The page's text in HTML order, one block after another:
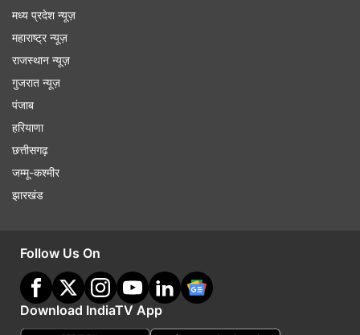
मध्य प्रदेश न्यूज़
महाराष्ट्र न्यूज़
राजस्थान न्यूज़
गुजरात न्यूज़
पंजाब
हरियाणा
छत्तीसगढ़
जम्मू-कश्मीर
झारखंड
Follow Us On
Download IndiaTV App